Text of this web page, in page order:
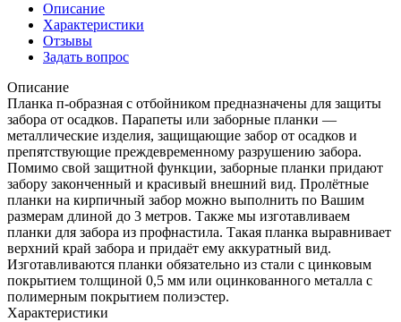
Описание
Характеристики
Отзывы
Задать вопрос
Описание
Планка п-образная с отбойником предназначены для защиты
забора от осадков. Парапеты или заборные планки —
металлические изделия, защищающие забор от осадков и
препятствующие преждевременному разрушению забора.
Помимо свой защитной функции, заборные планки придают
забору законченный и красивый внешний вид. Пролётные
планки на кирпичный забор можно выполнить по Вашим
размерам длиной до 3 метров. Также мы изготавливаем
планки для забора из профнастила. Такая планка выравнивает
верхний край забора и придаёт ему аккуратный вид.
Изготавливаются планки обязательно из стали с цинковым
покрытием толщиной 0,5 мм или оцинкованного металла с
полимерным покрытием полиэстер.
Характеристики